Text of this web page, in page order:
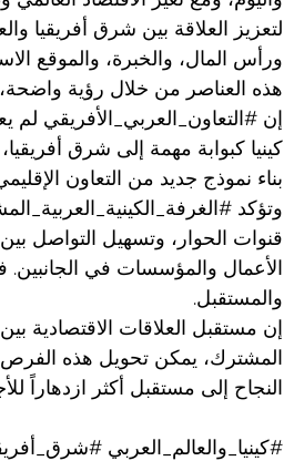
لتعزيز العلاقة بين شرق أفريقيا
ورأس المال، والخبرة، والموقع
هذه العناصر من خلال رؤية
إن #التعاون_العربي_الأفريقي لم
كينيا كبوابة مهمة إلى شرق
بناء نموذج جديد من التعاون
وتؤكد
قنوات الحوار، وتسهيل التواصل
الأعمال والمؤسسات في
والمستقبل.
إن مستقبل العلاقات الاقتصادية
المشترك، يمكن تحويل هذه
النجاح إلى مستقبل أكثر ازدهاراً
#كينيا_والعالم_العربي